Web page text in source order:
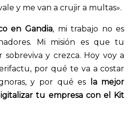
y me van a crujir a multas».
en Gandia, mi trabajo no es
Mi misión es que tu
sobreviva y crezca. Hoy voy a
por qué te va a costar
y por qué es
la mejor
tu empresa con el Kit